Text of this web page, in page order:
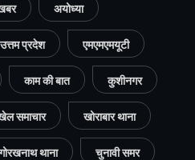
अयोध्या
उत्तम प्रदेश एमएमएमयूटी
काम की बात कुशीनगर
समाचार खोराबार थाना
गोरखनाथ थाना चुनावी समर